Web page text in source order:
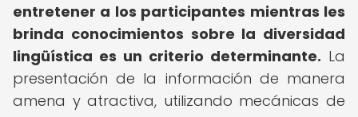
entretener a los participantes mientras les
brinda conocimientos sobre la diversidad
lingüística es un criterio determinante. La
presentación de la información de manera
amena y atractiva, utilizando mecánicas de